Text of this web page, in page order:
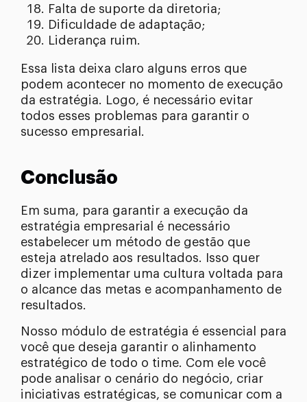
Falta de suporte da diretoria;
Dificuldade de adaptação;
Liderança ruim.
Essa lista deixa claro alguns erros que
podem acontecer no momento de execução
da estratégia. Logo, é necessário evitar
todos esses problemas para garantir o
sucesso empresarial.
Conclusão
Em suma, para garantir a execução da
estratégia empresarial é necessário
estabelecer um método de gestão que
esteja atrelado aos resultados. Isso quer
dizer implementar uma cultura voltada para
o alcance das metas e acompanhamento de
resultados.
Nosso módulo de estratégia é essencial para
você que deseja garantir o alinhamento
estratégico de todo o time. Com ele você
pode analisar o cenário do negócio, criar
iniciativas estratégicas, se comunicar com a